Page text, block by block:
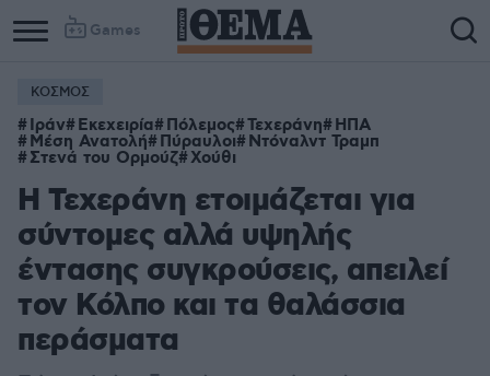
Games
ΚΟΣΜΟΣ
Ιράν Εκεχειρία Πόλεμος Τεχεράνη ΗΠΑ
Μέση Ανατολή Πύραυλοι Ντόναλντ Τραμπ
Στενά του Ορμούζ Χούθι
Η Τεχεράνη ετοιμάζεται για
σύντομες αλλά υψηλής
έντασης συγκρούσεις, απειλεί
τον Κόλπο και τα θαλάσσια
περάσματα